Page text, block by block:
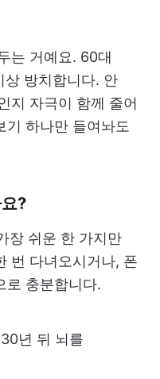
는 거예요. 60대
상 방치합니다. 안
지 자극이 함께 줄어
기 하나만 들여놔도
?
장 쉬운 한 가지만
번 다녀오시거나, 폰
로 충분합니다.
년 뒤 뇌를